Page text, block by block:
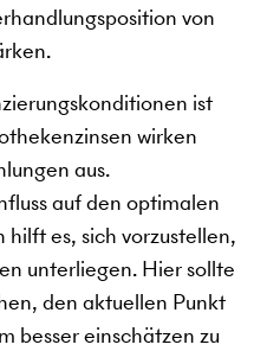
von
ist
wirken
aus.
auf den optimalen
es, sich vorzustellen,
unterliegen. Hier sollte
den aktuellen Punkt
besser einschätzen zu